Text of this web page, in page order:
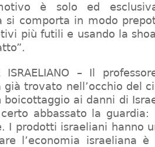
è solo ed
si comporta in modo
più futili e usando la
ISRAELIANO – Il
già trovato nell’occhio del
boicottaggio ai danni di
abbassato la guardia:
I prodotti israeliani hanno
l’economia israeliana è